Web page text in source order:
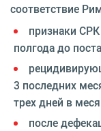
соответствие
признаки
полгода до
3 последних
трех дней в
после